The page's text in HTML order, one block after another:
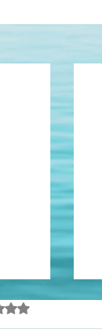
com 0 de 5